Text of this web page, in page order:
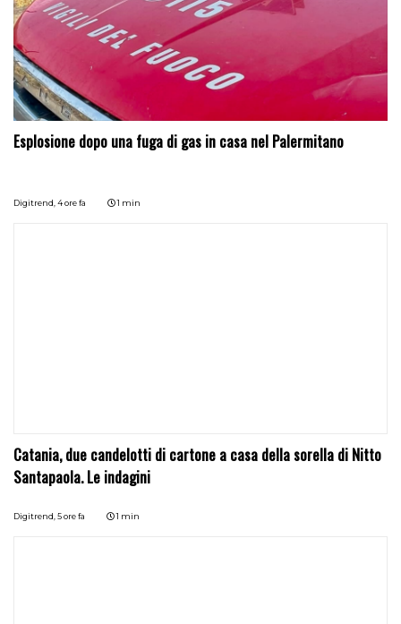
Esplosione dopo una fuga di gas in casa nel Palermitano
Digitrend,4 ore fa 1 min
Catania, due candelotti di cartone a casa della sorella di Nitto
Santapaola. Le indagini
Digitrend, 5 ore fa 1 min